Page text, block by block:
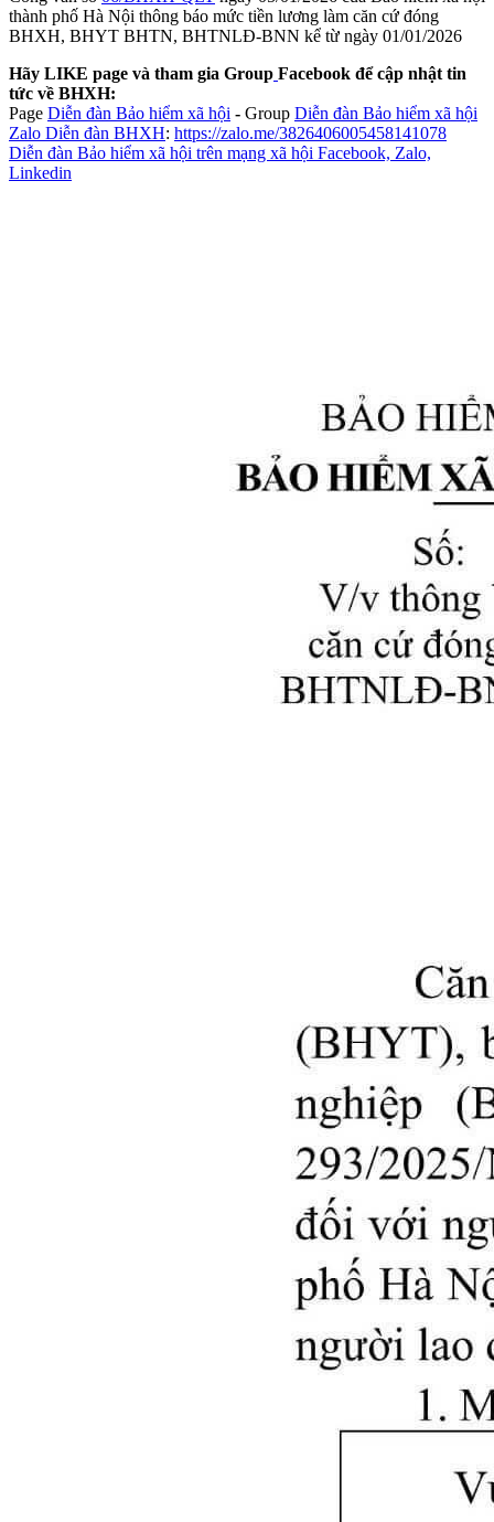
thành phố Hà Nội thông báo mức tiền lương làm căn cứ đóng
BHXH, BHYT BHTN, BHTNLĐ-BNN kể từ ngày 01/01/2026
Hãy LIKE page và tham gia Group Facebook để cập nhật tin
tức về BHXH:
Page Diễn đàn Bảo hiểm xã hội - Group Diễn đàn Bảo hiểm xã hội
Zalo Diễn đàn BHXH: https://zalo.me/3826406005458141078
Diễn đàn Bảo hiểm xã hội trên mạng xã hội Facebook, Zalo,
Linkedin